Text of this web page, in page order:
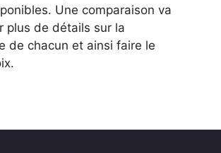
Une comparaison va
plus de détails sur la
de chacun et ainsi faire le